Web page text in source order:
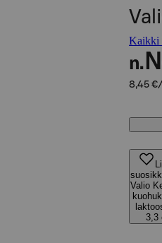
Kaikki
n.
8,45 €/l
Valio
3,3